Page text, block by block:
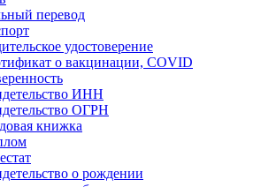
перевод
удостоверение
о вакцинации, COVID
ИНН
ОГРН
книжка
о рождении